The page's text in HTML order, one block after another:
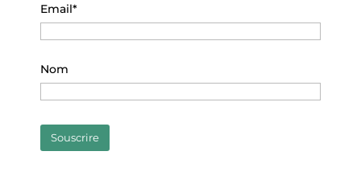
Email*
Nom